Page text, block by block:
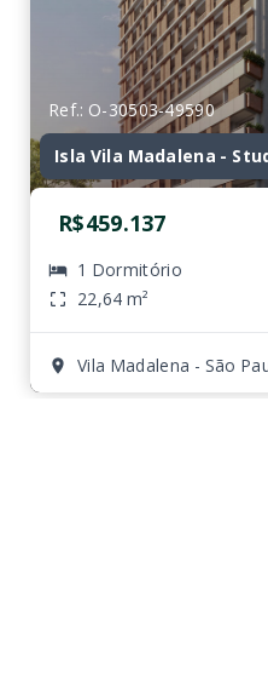
Ref.: O-30503-49590
Isla Vila Madalena -
R$459.137
1 Dormitório
22,64 m²
Vila Madalena - São